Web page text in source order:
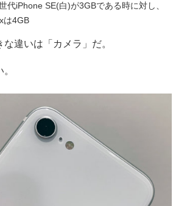
代iPhone SE(白)が3GBである時に対し、
は4GB
違いは「カメラ」だ。